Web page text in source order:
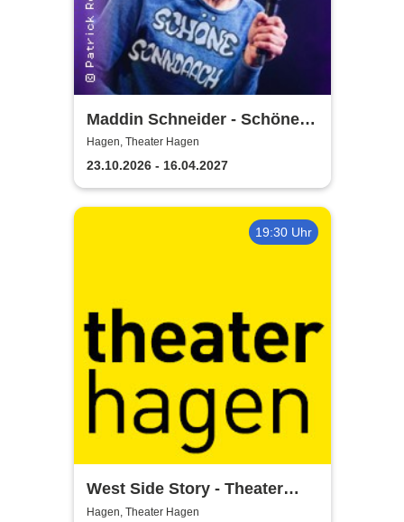
Maddin Schneider - Schöne
Sonndaach
Hagen, Theater Hagen
23.10.2026 - 16.04.2027
19:30 Uhr
West Side Story - Theater
Hagen
Hagen, Theater Hagen